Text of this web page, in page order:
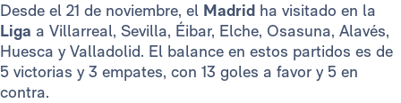
Desde el 21 de noviembre, el Madrid ha visitado en la
Liga a Villarreal, Sevilla, Éibar, Elche, Osasuna, Alavés,
Huesca y Valladolid. El balance en estos partidos es de
5 victorias y 3 empates, con 13 goles a favor y 5 en
contra.